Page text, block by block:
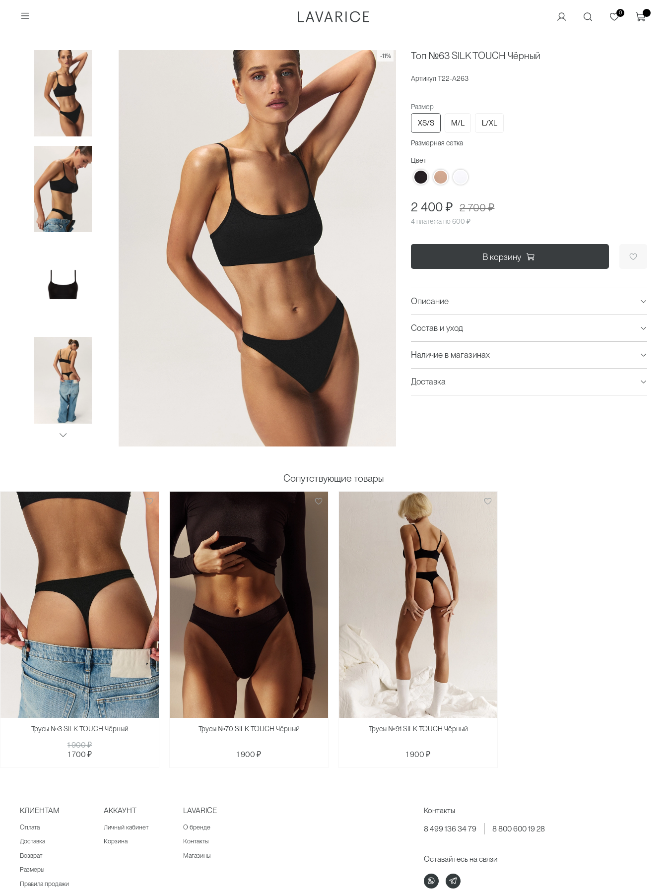
0
-11% Топ №63 SILK TOUCH Чёрный
Размер
XS/S M/L L/XL
Размерная сетка
Артикул T22-A263
Цвет
2 400 ₽ 2 700 ₽
4 платежа по600 ₽
В корзину
Описание
Состав и уход
Наличие в магазинах
Доставка
Сопутствующие товары
Трусы №3 SILK TOUCH Чёрный
1 900 ₽
1 700 ₽
Трусы №70 SILK TOUCH Чёрный
1 900 ₽
Трусы №91 SILK TOUCH Чёрный
1 900 ₽
КЛИЕНТАМ
Оплата
Доставка
Возврат
Размеры
Правила продажи
АККАУНТ
Личный кабинет
Корзина
LAVARICE
О бренде
Контакты
Магазины
Контакты
8 499 136 34 79
8 800 600 19 28
Оставайтесь на связи